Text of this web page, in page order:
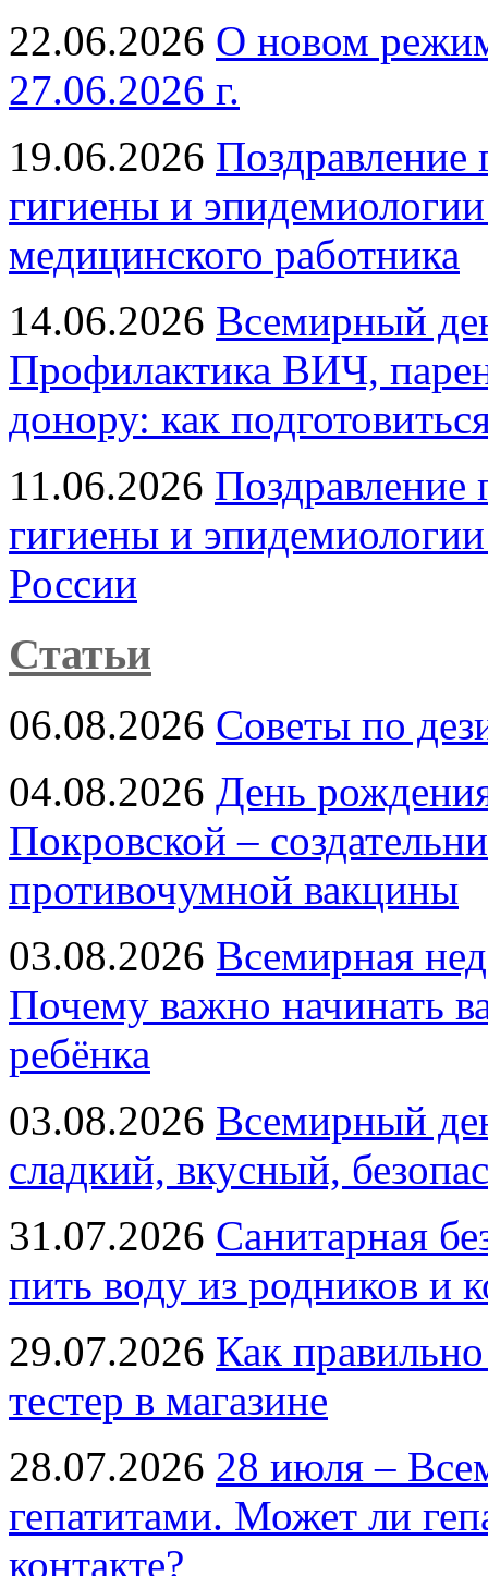
22.06.2026 О новом
27.06.2026 г.
19.06.2026 Поздравление
гигиены и
медицинского работника
14.06.2026 Всемирный
Профилактика ВИЧ,
донору: как
11.06.2026 Поздравление
гигиены и
России
Статьи
06.08.2026 Советы по
04.08.2026 День
Покровской –
противочумной вакцины
03.08.2026 Всемирная
Почему важно начинать
ребёнка
03.08.2026 Всемирный
сладкий, вкусный,
31.07.2026 Санитарная
пить воду из родников и
29.07.2026 Как
тестер в магазине
28.07.2026 28 июля –
гепатитами. Может ли
контакте?